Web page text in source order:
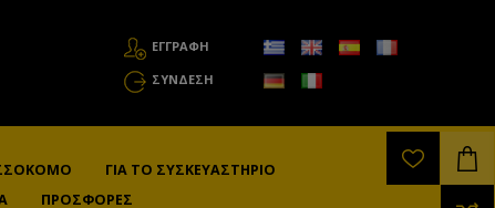
ΕΓΓΡΑΦΗ
ΣΎΝΔΕΣΗ
ΓΙΑ ΤΟ ΣΥΣΚΕΥΑΣΤΉΡΙΟ
ΠΡΟΣΦΟΡΈΣ